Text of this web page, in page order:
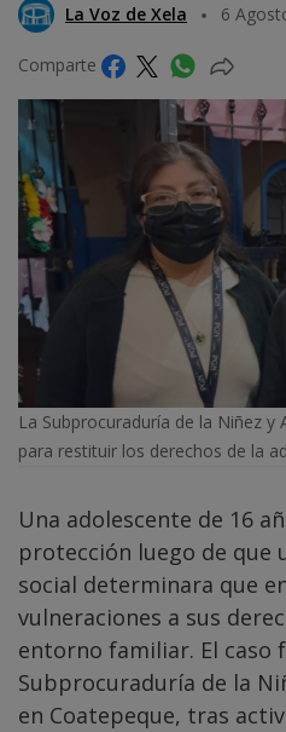
La Voz de Xela 6
Comparte
La Subprocuraduría de la Niñez y
para restituir los derechos de la
Una adolescente de 16
protección luego de que
social determinara que
vulneraciones a sus
entorno familiar. El caso
Subprocuraduría de la
en Coatepeque, tras